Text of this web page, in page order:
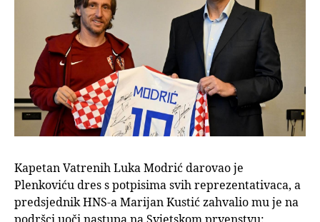
Kapetan Vatrenih Luka Modrić darovao je
Plenkoviću dres s potpisima svih reprezentativaca, a
predsjednik HNS-a Marijan Kustić zahvalio mu je na